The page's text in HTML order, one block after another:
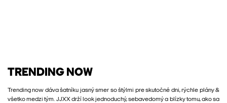
TRENDING NOW
Trending now dáva šatníku jasný smer so štýlmi pre skutočné dni, rýchle plány &
všetko medzi tým. JJXX drží look jednoduchý, sebavedomý a blízky tomu, ako sa